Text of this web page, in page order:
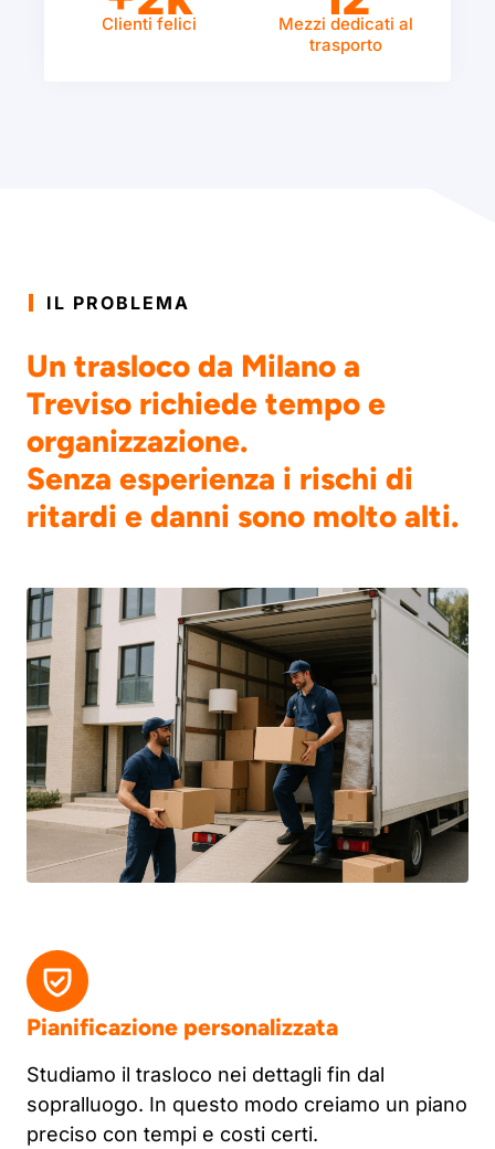
Clienti felici
Mezzi dedicati al
trasporto
IL PROBLEMA
Un trasloco da Milano a
Treviso richiede tempo e
organizzazione.
Senza esperienza i rischi di
ritardi e danni sono molto alti.
Pianificazione personalizzata
Studiamo il trasloco nei dettagli fin dal
sopralluogo. In questo modo creiamo un piano
preciso con tempi e costi certi.